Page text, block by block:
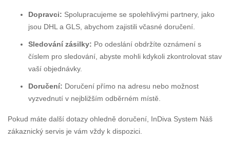
Dopravci: Spolupracujeme se spolehlivými partnery, jako
jsou DHL a GLS, abychom zajistili včasné doručení.
Sledování zásilky: Po odeslání obdržíte oznámení s
číslem pro sledování, abyste mohli kdykoli zkontrolovat stav
vaší objednávky.
Doručení: Doručení přímo na adresu nebo možnost
vyzvednutí v nejbližším odběrném místě.
Pokud máte další dotazy ohledně doručení, InDiva System Náš
zákaznický servis je vám vždy k dispozici.